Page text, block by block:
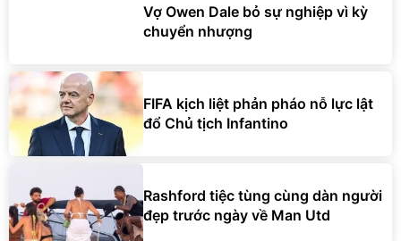
Vợ Owen Dale bỏ sự nghiệp vì kỳ
chuyển nhượng
FIFA kịch liệt phản pháo nỗ lực lật
đổ Chủ tịch Infantino
Rashford tiệc tùng cùng dàn người
đẹp trước ngày về Man Utd